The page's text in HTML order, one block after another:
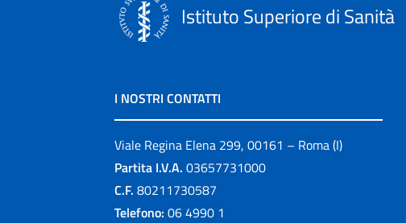
Istituto Superiore di Sanità
I NOSTRI CONTATTI
Viale Regina Elena 299, 00161 – Roma (I)
Partita I.V.A. 03657731000
C.F. 80211730587
Telefono: 06 4990 1